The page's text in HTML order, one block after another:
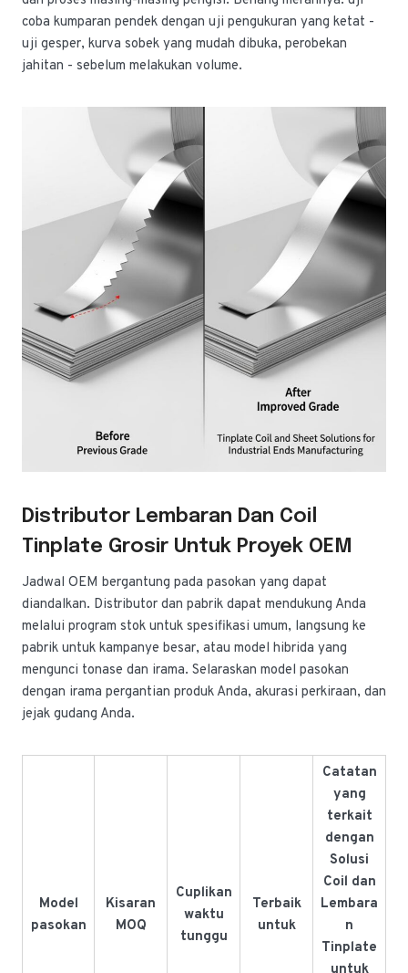
coba kumparan pendek dengan uji pengukuran yang ketat -
uji gesper, kurva sobek yang mudah dibuka, perobekan
jahitan - sebelum melakukan volume.
Distributor Lembaran Dan Coil
Tinplate Grosir Untuk Proyek OEM
Jadwal OEM bergantung pada pasokan yang dapat
diandalkan. Distributor dan pabrik dapat mendukung Anda
melalui program stok untuk spesifikasi umum, langsung ke
pabrik untuk kampanye besar, atau model hibrida yang
mengunci tonase dan irama. Selaraskan model pasokan
dengan irama pergantian produk Anda, akurasi perkiraan, dan
jejak gudang Anda.
Model
pasokan
Kisaran
MOQ
Cuplikan
waktu
tunggu
Terbaik
untuk
Catatan
yang
terkait
dengan
Solusi
Coil dan
Lembara
n
Tinplate
untuk